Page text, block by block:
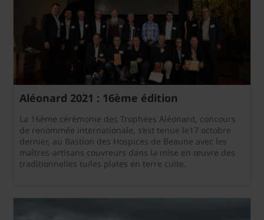
Aléonard 2021 : 16ème édition
La 16ème cérémonie des Trophées Aléonard, concours
de renommée internationale, s’est tenue le17 octobre
dernier, au Bastion des Hospices de Beaune avec les
maîtres-artisans couvreurs dans la mise en œuvre des
traditionnelles tuiles plates en terre cuite.